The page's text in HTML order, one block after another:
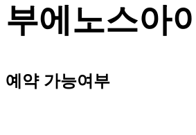
부에노스아
예약 가능여부